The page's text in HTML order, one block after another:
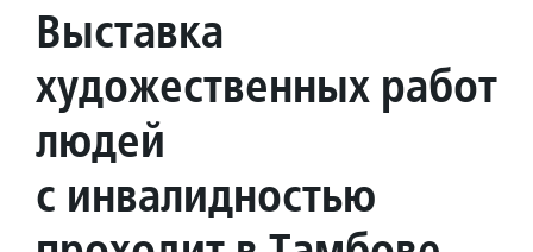
Выставка
художественных работ
людей
с инвалидностью